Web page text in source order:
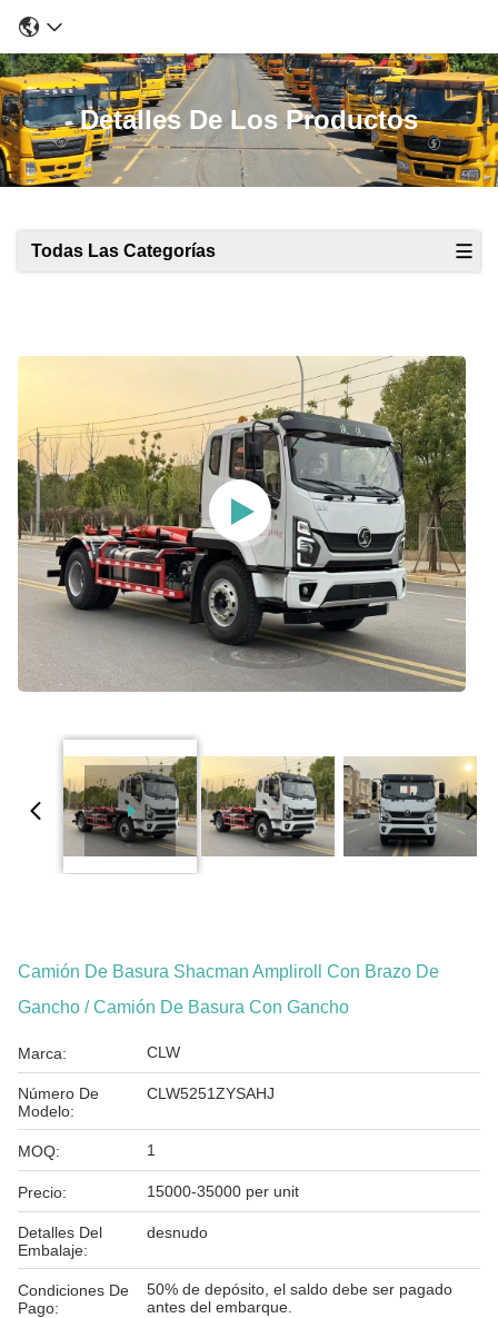
Detalles De Los Productos
Todas Las Categorías
Camión De Basura Shacman Ampliroll Con Brazo De
Gancho / Camión De Basura Con Gancho
Marca: CLW
Número De
Modelo:
CLW5251ZYSAHJ
MOQ: 1
Precio: 15000-35000 per unit
Detalles Del
Embalaje:
desnudo
Condiciones De
Pago:
50% de depósito, el saldo debe ser pagado
antes del embarque.